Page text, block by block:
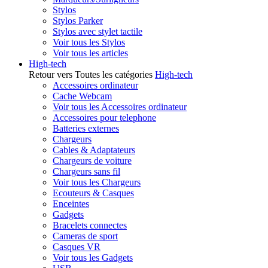
Stylos
Stylos Parker
Stylos avec stylet tactile
Voir tous les Stylos
Voir tous les articles
High-tech
Retour vers Toutes les catégories High-tech
Accessoires ordinateur
Cache Webcam
Voir tous les Accessoires ordinateur
Accessoires pour telephone
Batteries externes
Chargeurs
Cables & Adaptateurs
Chargeurs de voiture
Chargeurs sans fil
Voir tous les Chargeurs
Ecouteurs & Casques
Enceintes
Gadgets
Bracelets connectes
Cameras de sport
Casques VR
Voir tous les Gadgets